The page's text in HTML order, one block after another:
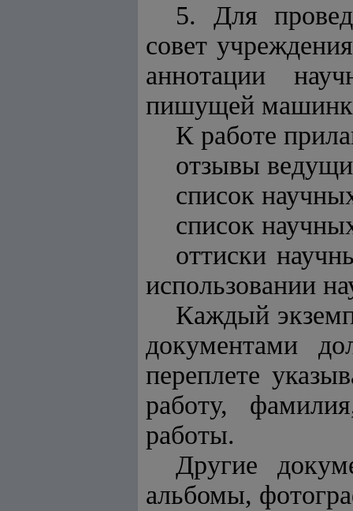
5. Для
совет
аннотации
пишущей
К работе
отзывы
список
список
оттиски
использовании
Каждый
документами
переплете
работу,
работы.
Другие
альбомы,